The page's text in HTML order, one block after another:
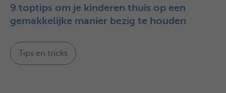
9 toptips om je kinderen thuis op een
gemakkelijke manier bezig te houden
Tips en tricks